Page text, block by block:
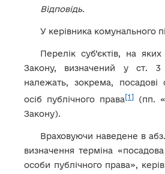
Відповідь.
У керівника комунального
Перелік суб’єктів, на
Закону, визначений у ст.
належать, зокрема,
осіб публічного права[1]
(пп.
Закону).
Враховуючи наведене в
визначення терміна
особи публічного права»,